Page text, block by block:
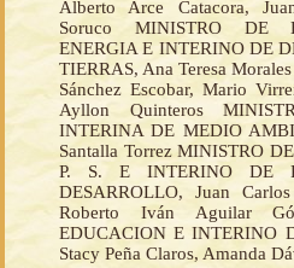
Alberto Arce Catacora,
Soruco MINISTRO DE
ENERGIA E INTERINO DE
TIERRAS, Ana Teresa
Sánchez Escobar, Mario
Ayllon Quinteros
INTERINA DE MEDIO
Santalla Torrez MINISTRO
P. S. E INTERINO DE
DESARROLLO, Juan
Roberto Iván Aguilar
EDUCACION E INTERINO
Stacy Peña Claros, Amanda